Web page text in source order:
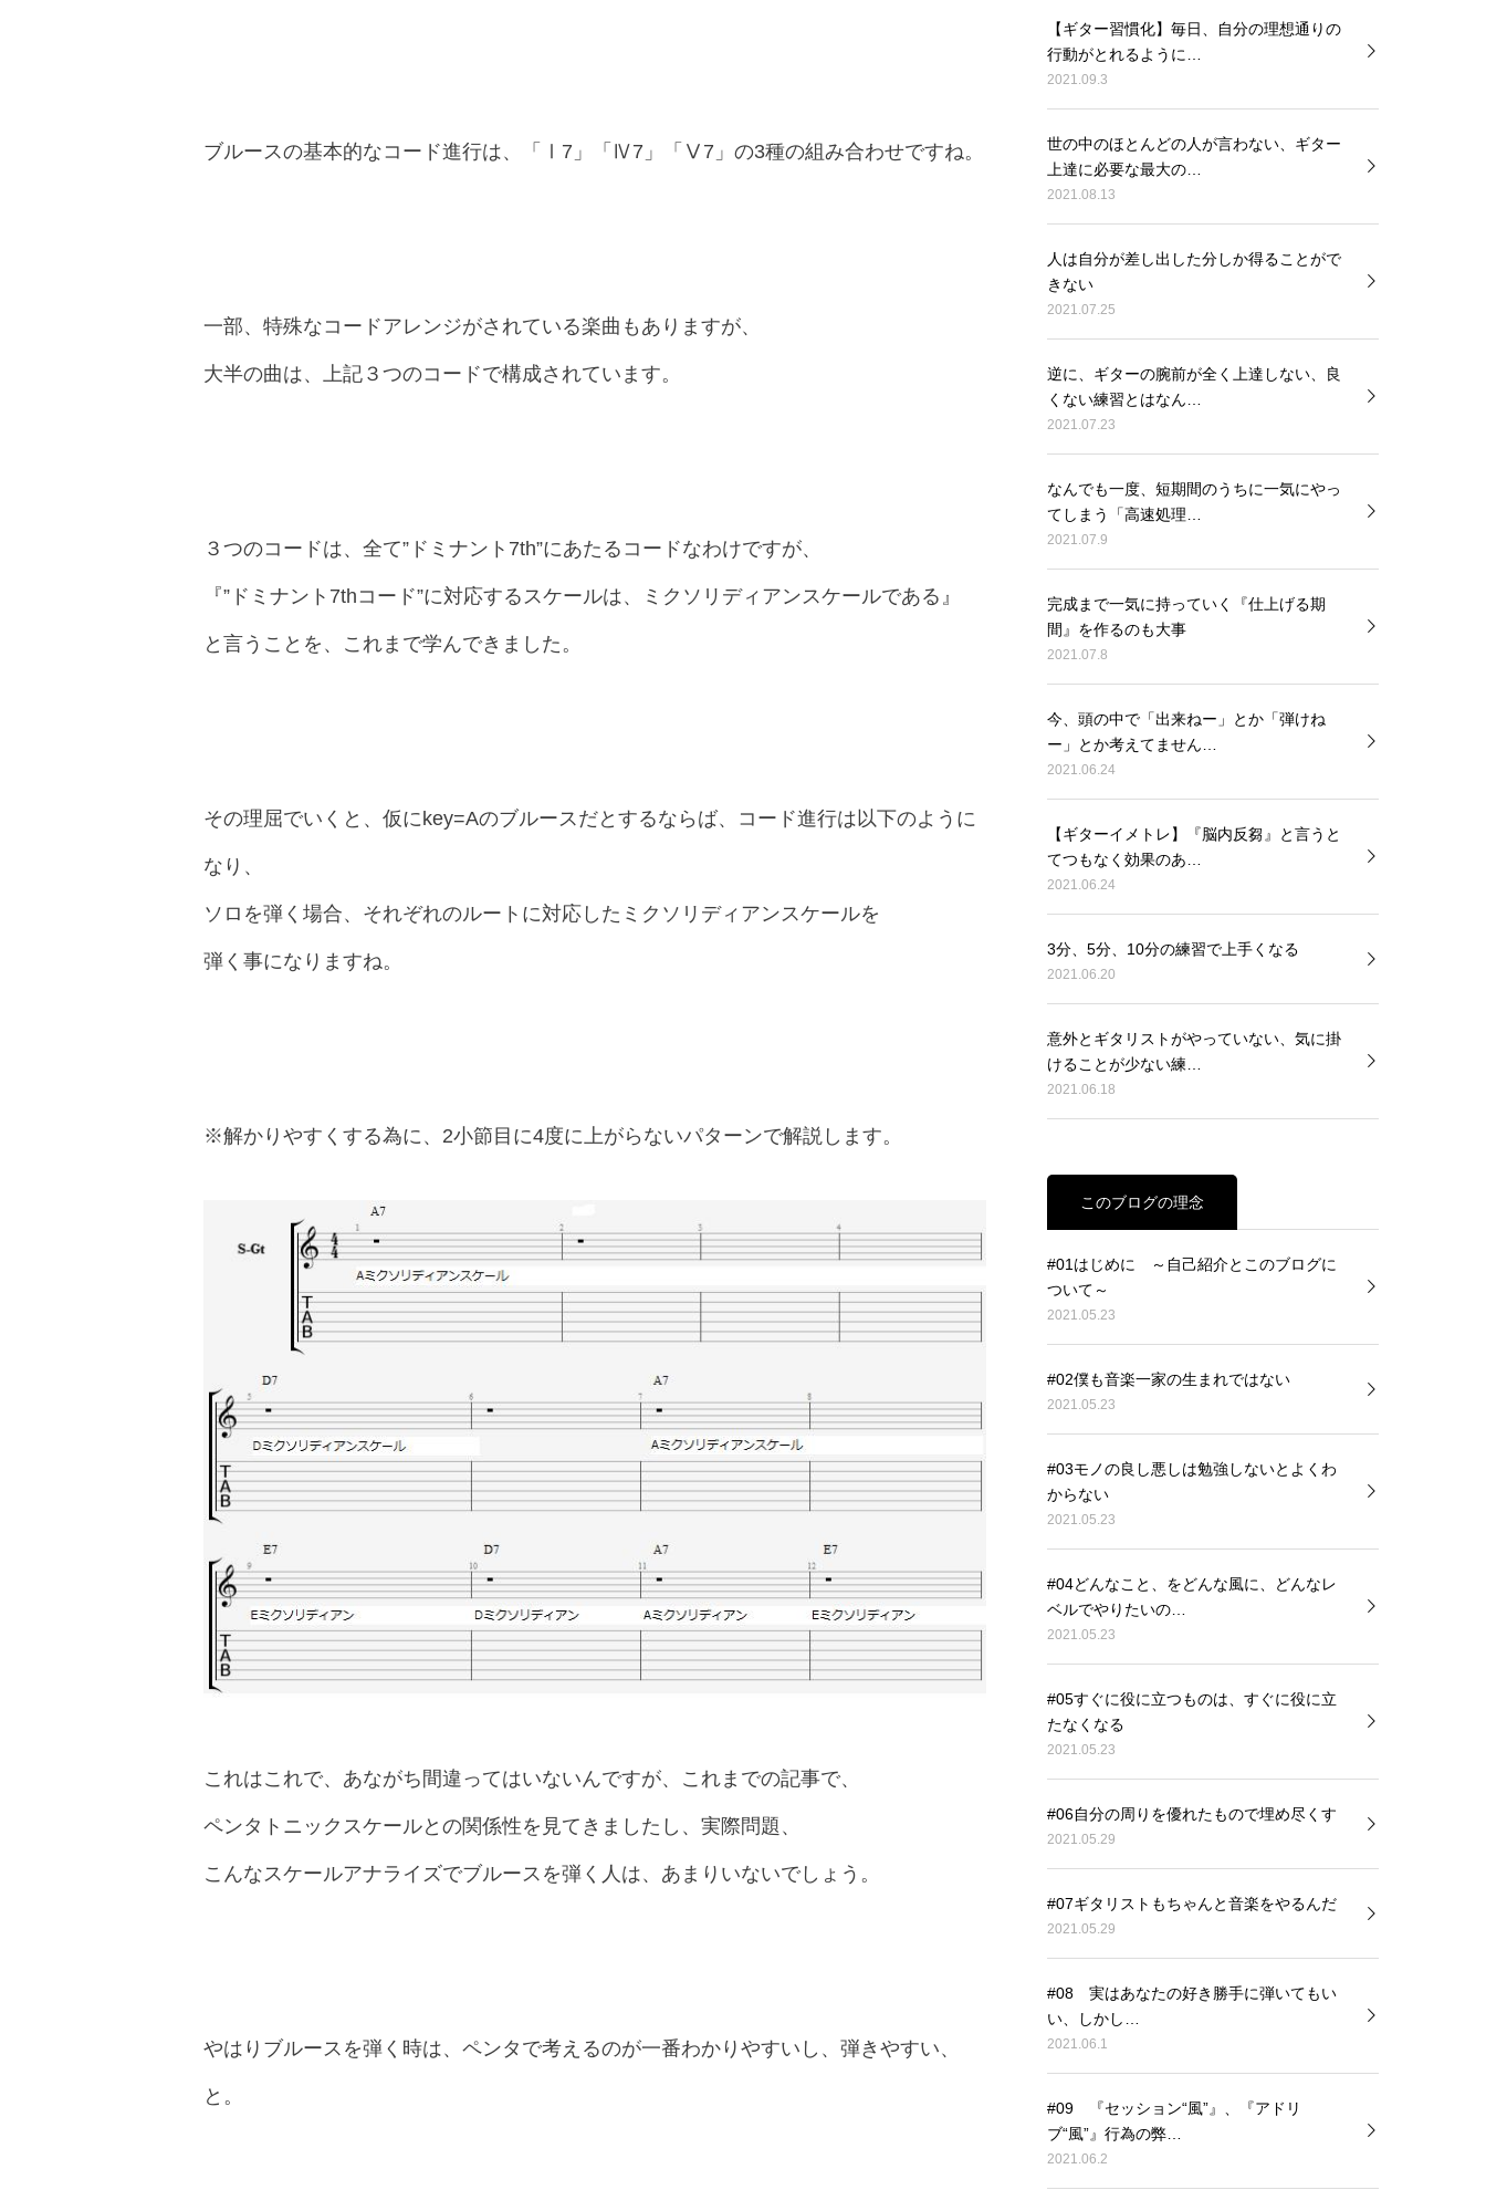
ブルースの基本的なコード進行は、「Ⅰ7」「Ⅳ7」「Ⅴ7」の3種の組み合わせですね。
一部、特殊なコードアレンジがされている楽曲もありますが、
大半の曲は、上記３つのコードで構成されています。
３つのコードは、全て”ドミナント7th”にあたるコードなわけですが、
『”ドミナント7thコード”に対応するスケールは、ミクソリディアンスケールである』
と言うことを、これまで学んできました。
その理屈でいくと、仮にkey=Aのブルースだとするならば、コード進行は以下のように
なり、
ソロを弾く場合、それぞれのルートに対応したミクソリディアンスケールを
弾く事になりますね。
※解かりやすくする為に、2小節目に4度に上がらないパターンで解説します。
これはこれで、あながち間違ってはいないんですが、これまでの記事で、
ペンタトニックスケールとの関係性を見てきましたし、実際問題、
こんなスケールアナライズでブルースを弾く人は、あまりいないでしょう。
やはりブルースを弾く時は、ペンタで考えるのが一番わかりやすいし、弾きやすい、
と。
【ギター習慣化】毎日、自分の理想通りの
行動がとれるように…
2021.09.3
世の中のほとんどの人が言わない、ギター
上達に必要な最大の…
2021.08.13
人は自分が差し出した分しか得ることがで
きない
2021.07.25
逆に、ギターの腕前が全く上達しない、良
くない練習とはなん…
2021.07.23
なんでも一度、短期間のうちに一気にやっ
てしまう「高速処理…
2021.07.9
完成まで一気に持っていく『仕上げる期
間』を作るのも大事
2021.07.8
今、頭の中で「出来ねー」とか「弾けね
ー」とか考えてません…
2021.06.24
【ギターイメトレ】『脳内反芻』と言うと
てつもなく効果のあ…
2021.06.24
3分、5分、10分の練習で上手くなる
2021.06.20
意外とギタリストがやっていない、気に掛
けることが少ない練…
2021.06.18
このブログの理念
#01はじめに ～自己紹介とこのブログに
ついて～
2021.05.23
#02僕も音楽一家の生まれではない
2021.05.23
#03モノの良し悪しは勉強しないとよくわ
からない
2021.05.23
#04どんなこと、をどんな風に、どんなレ
ベルでやりたいの…
2021.05.23
#05すぐに役に立つものは、すぐに役に立
たなくなる
2021.05.23
#06自分の周りを優れたもので埋め尽くす
2021.05.29
#07ギタリストもちゃんと音楽をやるんだ
2021.05.29
#08 実はあなたの好き勝手に弾いてもい
い、しかし…
2021.06.1
#09 『セッション“風”』、『アドリ
ブ“風”』行為の弊…
2021.06.2